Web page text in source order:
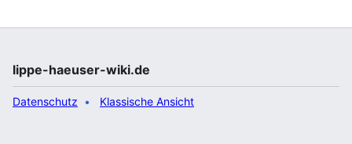
lippe-haeuser-wiki.de
Datenschutz Klassische Ansicht